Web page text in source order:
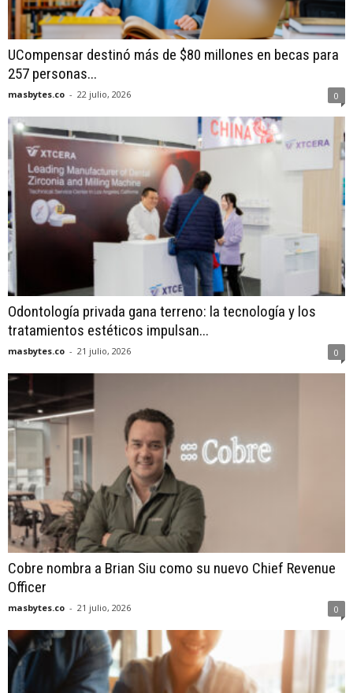
UCompensar destinó más de $80 millones en becas para
257 personas...
masbytes.co - 22 julio, 2026 0
Odontología privada gana terreno: la tecnología y los
tratamientos estéticos impulsan...
masbytes.co - 21 julio, 2026 0
Cobre nombra a Brian Siu como su nuevo Chief Revenue
Officer
masbytes.co - 21 julio, 2026 0